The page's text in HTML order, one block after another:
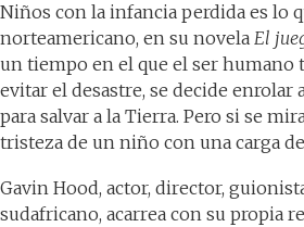
Niños con la infancia perdida es lo
norteamericano, en su novela El
un tiempo en el que el ser humano
evitar el desastre, se decide
para salvar a la Tierra. Pero si se
tristeza de un niño con una carga
Gavin Hood, actor, director,
sudafricano, acarrea con su propia